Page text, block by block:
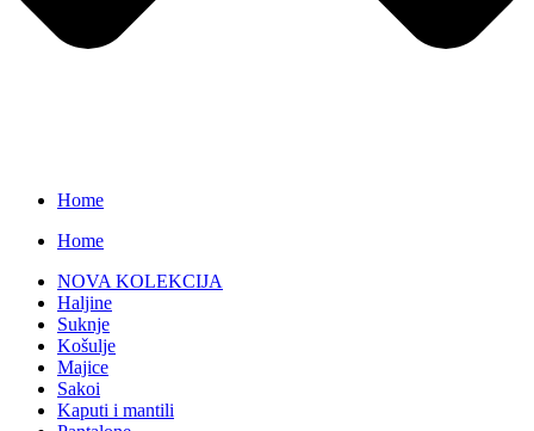
Home
Home
NOVA KOLEKCIJA
Haljine
Suknje
Košulje
Majice
Sakoi
Kaputi i mantili